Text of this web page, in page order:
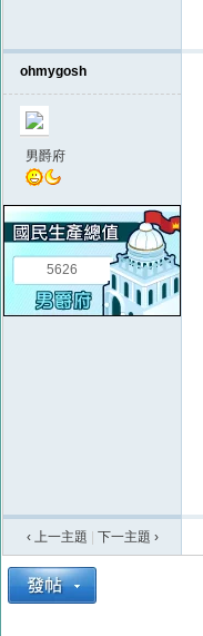
ohmygosh
男爵府
5626
‹ 上一主題
下一主題 ›